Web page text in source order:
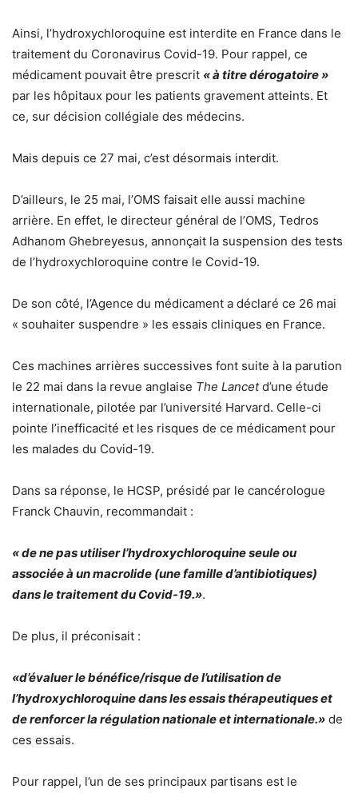
Ainsi, l’hydroxychloroquine est interdite en France dans le
traitement du Coronavirus Covid-19. Pour rappel, ce
médicament pouvait être prescrit « à titre dérogatoire »
par les hôpitaux pour les patients gravement atteints. Et
ce, sur décision collégiale des médecins.
Mais depuis ce 27 mai, c’est désormais interdit.
D’ailleurs, le 25 mai, l’OMS faisait elle aussi machine
arrière. En effet, le directeur général de l’OMS, Tedros
Adhanom Ghebreyesus, annonçait la suspension des tests
de l’hydroxychloroquine contre le Covid-19.
De son côté, l’Agence du médicament a déclaré ce 26 mai
« souhaiter suspendre » les essais cliniques en France.
Ces machines arrières successives font suite à la parution
le 22 mai dans la revue anglaise The Lancetd’une étude
internationale, pilotée par l’université Harvard. Celle-ci
pointe l’inefficacité et les risques de ce médicament pour
les malades du Covid-19.
Dans sa réponse, le HCSP, présidé par le cancérologue
Franck Chauvin, recommandait :
« de ne pas utiliser l’hydroxychloroquine seule ou
associée à un macrolide (une famille d’antibiotiques)
dans le traitement du Covid-19.».
De plus, il préconisait :
«d’évaluer le bénéfice/risque de l’utilisation de
l’hydroxychloroquine dans les essais thérapeutiqueset
de renforcer la régulation nationale et internationale.» de
ces essais.
Pour rappel, l’un de ses principaux partisans est le